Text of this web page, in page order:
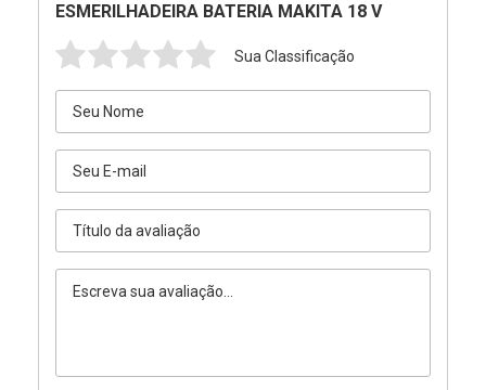
ESMERILHADEIRA BATERIA MAKITA 18 V
Sua Classificação